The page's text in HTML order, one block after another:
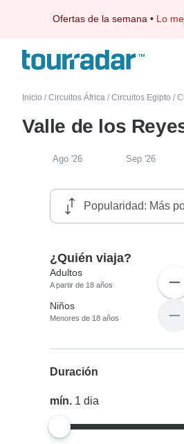
Ofertas de la semana • Lo
Inicio / Circuitos África / Circuitos Egipto /
Valle de los
Ago '26 Sep '26
¿Quién viaja?
Adultos
A partir de 18 años
Niños
Menores de 18 años
Duración
mín. 1dia